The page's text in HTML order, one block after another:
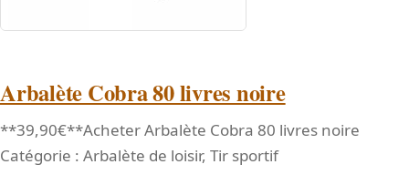
Arbalète Cobra 80 livres noire
**39,90€**Acheter Arbalète Cobra 80 livres noire
Catégorie : Arbalète de loisir, Tir sportif